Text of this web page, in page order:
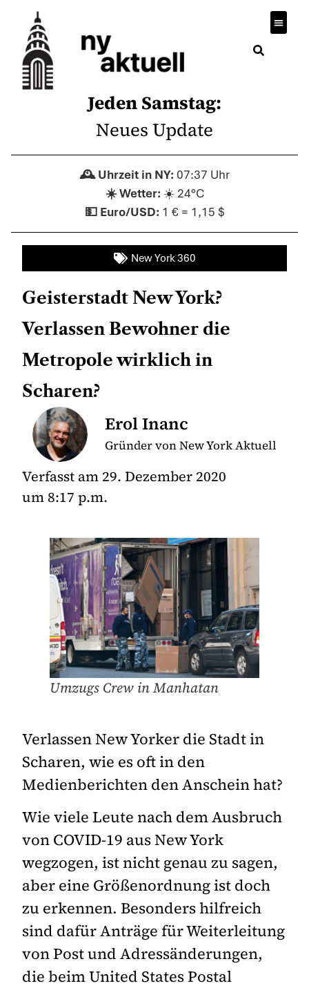
Jeden Samstag:
Neues Update
07:37 Uhr
☀️ 24°C
1 € = 1,15 $
New York 360
Geisterstadt New York?
Verlassen Bewohner die
Metropole wirklich in
Scharen?
Erol Inanc
Gründer von New York Aktuell
Verfasst am 29. Dezember 2020
um 8:17 p.m.
Umzugs Crew in Manhatan
Verlassen New Yorker die Stadt in
Scharen, wie es oft in den
Medienberichten den Anschein hat?
Wie viele Leute nach dem Ausbruch
von COVID-19 aus New York
wegzogen, ist nicht genau zu sagen,
aber eine Größenordnung ist doch
zu erkennen. Besonders hilfreich
sind dafür Anträge für Weiterleitung
von Post und Adressänderungen,
die beim United States Postal